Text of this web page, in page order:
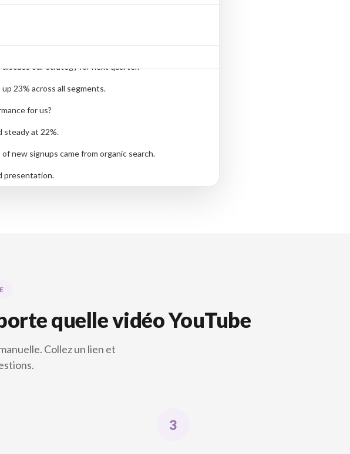
our strategy for next quarter.
23% across all segments.
for us?
steady at 22%.
new signups came from organic search.
presentation.
quelle vidéo YouTube
Collez un lien et